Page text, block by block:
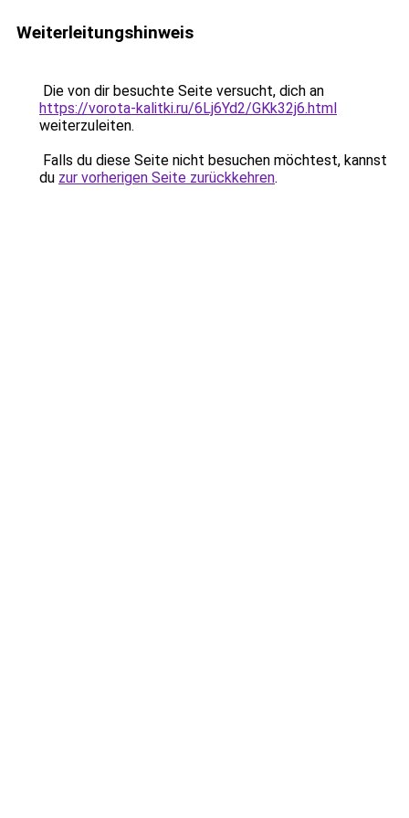
Weiterleitungshinweis
Die von dir besuchte Seite versucht, dich an
https://vorota-kalitki.ru/6Lj6Yd2/GKk32j6.html
weiterzuleiten.
Falls du diese Seite nicht besuchen möchtest, kannst
du zur vorherigen Seite zurückkehren.